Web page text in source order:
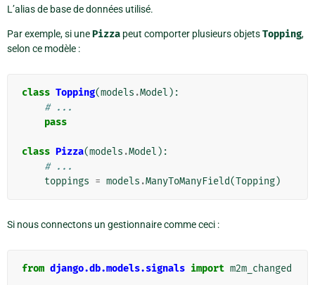
L’alias de base de données utilisé.
Par exemple, si unePizza peut comporter plusieurs objetsTopping,
selon ce modèle :
class Topping(models .Model ):
# ...
pass
class Pizza(models .Model ):
# ...
toppings = models .ManyToManyField(Topping)
Si nous connectons un gestionnaire comme ceci :
from django.db.models.signals import m2m_changed